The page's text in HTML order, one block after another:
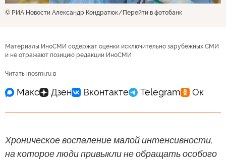
© РИА Новости Александр Кондратюк Перейти в фотобанк
Материалы ИноСМИ содержат оценки исключительно зарубежных СМИ
и не отражают позицию редакции ИноСМИ
Читать inosmi.ru в
Хроническое воспаление малой интенсивности,
на которое люди привыкли не обращать особого